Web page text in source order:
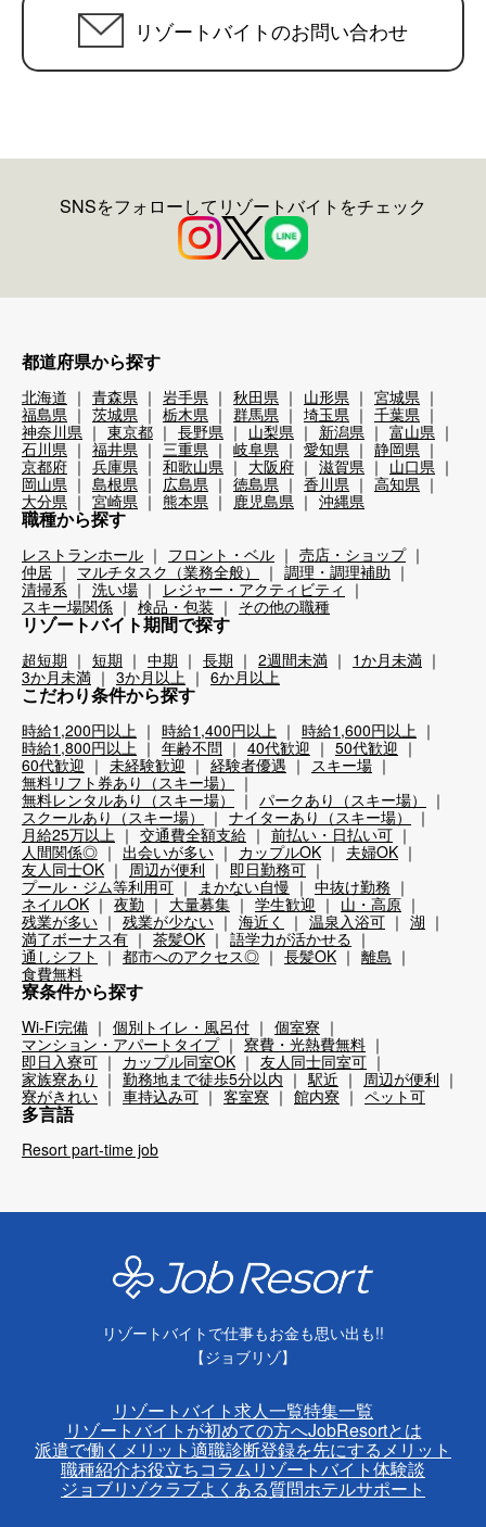
リゾートバイトのお問い合わせ
SNSをフォローしてリゾートバイトをチェック
都道府県から探す
北海道 青森県 岩手県 秋田県 山形県
宮城県
福島県
茨城県 栃木県 群馬県 埼玉県
千葉県
神奈川県
東京都 長野県 山梨県 新潟県
富山県
石川県
福井県 三重県 岐阜県 愛知県
静岡県
京都府
兵庫県 和歌山県 大阪府 滋賀県
山口県
岡山県
島根県 広島県 徳島県 香川県
高知県
大分県
宮崎県 熊本県 鹿児島県 沖縄県
職種から探す
レストランホール フロント・ベル
売店・ショップ
仲居
マルチタスク（業務全般）
調理・調理補助
清掃系
洗い場
レジャー・アクティビティ
スキー場関係
検品・包装 その他の職種
リゾートバイト期間で探す
超短期 短期 中期 長期 2週間未満
1か月未満
3か月未満
3か月以上 6か月以上
こだわり条件から探す
時給1,200円以上 時給1,400円以上
時給1,600円以上
時給1,800円以上
年齢不問 40代歓迎
50代歓迎
60代歓迎
未経験歓迎 経験者優遇
スキー場
無料リフト券あり（スキー場）
無料レンタルあり（スキー場）
パークあり（スキー場）
スクールあり（スキー場）
ナイターあり（スキー場）
月給25万以上
交通費全額支給
前払い・日払い可
人間関係◎
出会いが多い カップルOK
夫婦OK
友人同士OK
周辺が便利
即日勤務可
プール・ジム等利用可
まかない自慢
中抜け勤務
ネイルOK
夜勤 大量募集 学生歓迎
山・高原
残業が多い
残業が少ない 海近く 温泉入浴可
湖
満了ボーナス有
茶髪OK
語学力が活かせる
通しシフト
都市へのアクセス◎ 長髪OK
離島
食費無料
寮条件から探す
Wi-Fi完備 個別トイレ・風呂付
個室寮
マンション・アパートタイプ
寮費・光熱費無料
即日入寮可
カップル同室OK
友人同士同室可
家族寮あり
勤務地まで徒歩5分以内 駅近
周辺が便利
寮がきれい
車持込み可 客室寮 館内寮 ペット可
多言語
Resort part-time job
リゾートバイトで仕事もお金も思い出も!!
【ジョブリゾ】
リゾートバイト求人一覧特集一覧
リゾートバイトが初めての方へJobResortとは
派遣で働くメリット適職診断登録を先にするメリット
職種紹介お役立ちコラムリゾートバイト体験談
ジョブリゾクラブよくある質問ホテルサポート